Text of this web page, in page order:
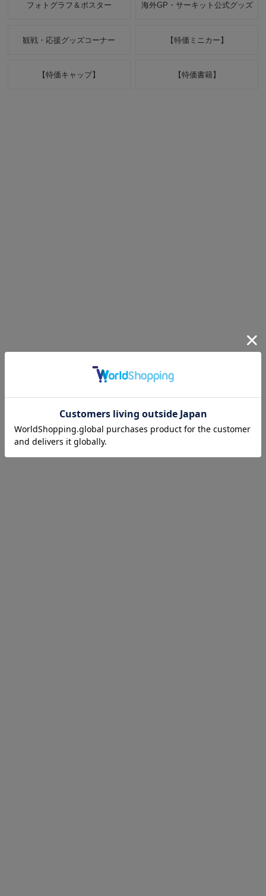
フォトグラフ＆ポスター 海外GP・サーキット公式グッズ
観戦・応援グッズコーナー 【特価ミニカー】
【特価キャップ】 【特価書籍】